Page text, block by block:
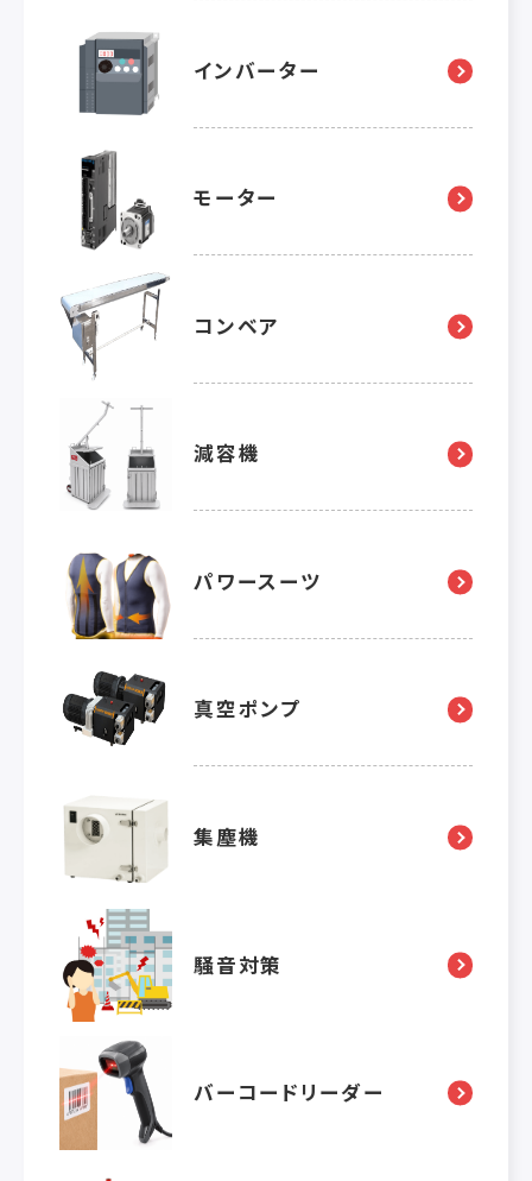
インバーター
モーター
コンベア
減容機
パワースーツ
真空ポンプ
集塵機
騒音対策
バーコードリーダー